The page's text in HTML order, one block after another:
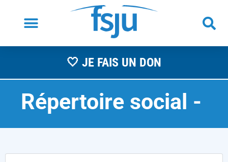
🤍 JE FAIS UN DON
Répertoire social -A